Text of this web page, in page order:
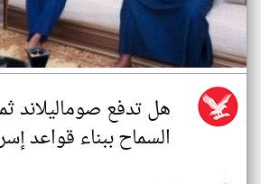
هل تدفع صوماليلاند
السماح ببناء قواعد